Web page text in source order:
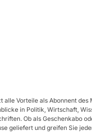
alle Vorteile als Abonnent des
in Politik, Wirtschaft,
Ob als Geschenkabo
geliefert und greifen Sie